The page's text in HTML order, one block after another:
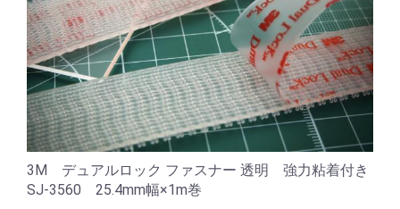
3M デュアルロック ファスナー 透明 強力粘着付き
SJ-3560 25.4mm幅×1m巻